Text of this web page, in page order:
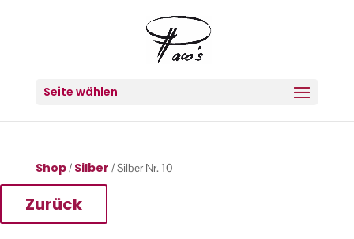
Seite wählen
Shop/ Silber / Silber Nr. 10
Zurück